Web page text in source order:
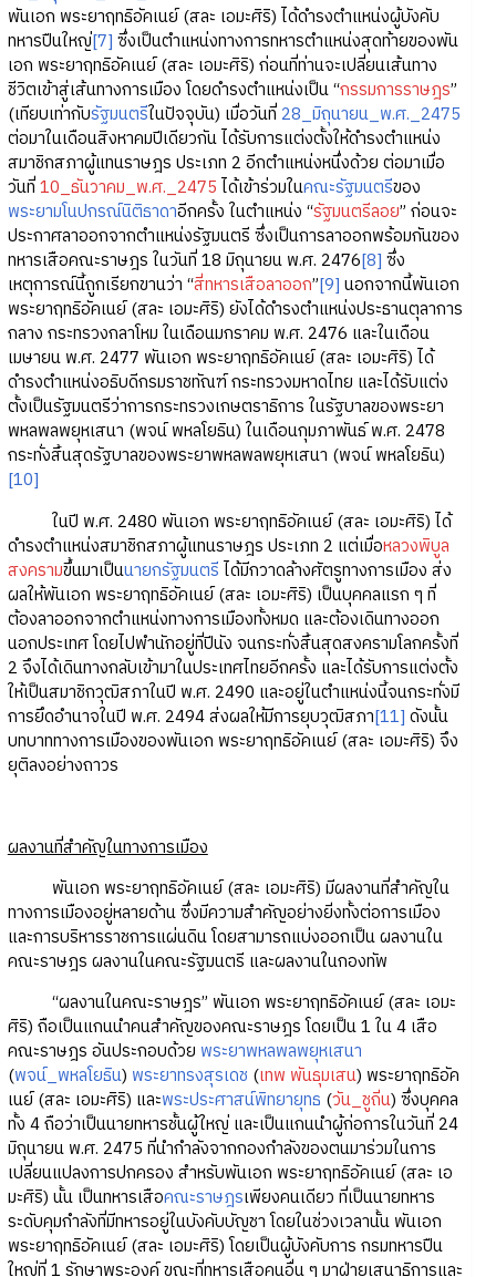
พันเอก พระยาฤทธิอัคเนย์ (สละ เอมะศิริ) ได้ดำรงตำแหน่งผู้บังคับ
ทหารปืนใหญ่[7] ซึ่งเป็นตำแหน่งทางการทหารตำแหน่งสุดท้ายของพัน
เอก พระยาฤทธิอัคเนย์ (สละ เอมะศิริ) ก่อนที่ท่านจะเปลี่ยนเส้นทาง
ชีวิตเข้าสู่เส้นทางการเมือง โดยดำรงตำแหน่งเป็น “กรรมการราษฎร”
(เทียบเท่ากับรัฐมนตรีในปัจจุบัน) เมื่อวันที่ 28_มิถุนายน_พ.ศ._2475
ต่อมาในเดือนสิงหาคมปีเดียวกัน ได้รับการแต่งตั้งให้ดำรงตำแหน่ง
สมาชิกสภาผู้แทนราษฎร ประเภท 2 อีกตำแหน่งหนึ่งด้วย ต่อมาเมื่อ
วันที่10_ธันวาคม_พ.ศ._2475 ได้เข้าร่วมในคณะรัฐมนตรีของ
พระยามโนปกรณ์นิติธาดาอีกครั้ง ในตำแหน่ง “รัฐมนตรีลอย” ก่อนจะ
ประกาศลาออกจากตำแหน่งรัฐมนตรี ซึ่งเป็นการลาออกพร้อมกันของ
ทหารเสือคณะราษฎร ในวันที่ 18 มิถุนายน พ.ศ. 2476[8] ซึ่ง
เหตุการณ์นี้ถูกเรียกขานว่า “สี่ทหารเสือลาออก”[9] นอกจากนี้พันเอก
พระยาฤทธิอัคเนย์ (สละ เอมะศิริ) ยังได้ดำรงตำแหน่งประธานตุลาการ
กลาง กระทรวงกลาโหม ในเดือนมกราคม พ.ศ. 2476 และในเดือน
เมษายน พ.ศ. 2477 พันเอก พระยาฤทธิอัคเนย์ (สละ เอมะศิริ) ได้
ดำรงตำแหน่งอธิบดีกรมราชทัณฑ์ กระทรวงมหาดไทย และได้รับแต่ง
ตั้งเป็นรัฐมนตรีว่าการกระทรวงเกษตราธิการ ในรัฐบาลของพระยา
พหลพลพยุหเสนา (พจน์ พหลโยธิน) ในเดือนกุมภาพันธ์ พ.ศ. 2478
กระทั่งสิ้นสุดรัฐบาลของพระยาพหลพลพยุหเสนา (พจน์ พหลโยธิน)
[10]
ในปี พ.ศ. 2480 พันเอก พระยาฤทธิอัคเนย์ (สละ เอมะศิริ) ได้
ดำรงตำแหน่งสมาชิกสภาผู้แทนราษฎร ประเภท 2 แต่เมื่อหลวงพิบูล
สงครามขึ้นมาเป็นนายกรัฐมนตรี ได้มีกวาดล้างศัตรูทางการเมือง ส่ง
ผลให้พันเอก พระยาฤทธิอัคเนย์ (สละ เอมะศิริ) เป็นบุคคลแรก ๆ ที่
ต้องลาออกจากตำแหน่งทางการเมืองทั้งหมด และต้องเดินทางออก
นอกประเทศ โดยไปพำนักอยู่ที่ปีนัง จนกระทั่งสิ้นสุดสงครามโลกครั้งที่
2 จึงได้เดินทางกลับเข้ามาในประเทศไทยอีกครั้ง และได้รับการแต่งตั้ง
ให้เป็นสมาชิกวุฒิสภาในปี พ.ศ. 2490 และอยู่ในตำแหน่งนี้จนกระทั่งมี
การยึดอำนาจในปี พ.ศ. 2494 ส่งผลให้มีการยุบวุฒิสภา[11] ดังนั้น
บทบาททางการเมืองของพันเอก พระยาฤทธิอัคเนย์ (สละ เอมะศิริ) จึง
ยุติลงอย่างถาวร
ผลงานที่สำคัญในทางการเมือง
พันเอก พระยาฤทธิอัคเนย์ (สละ เอมะศิริ) มีผลงานที่สำคัญใน
ทางการเมืองอยู่หลายด้าน ซึ่งมีความสำคัญอย่างยิ่งทั้งต่อการเมือง
และการบริหารราชการแผ่นดิน โดยสามารถแบ่งออกเป็น ผลงานใน
คณะราษฎร ผลงานในคณะรัฐมนตรี และผลงานในกองทัพ
“ผลงานในคณะราษฎร” พันเอก พระยาฤทธิอัคเนย์ (สละ เอมะ
ศิริ) ถือเป็นแกนนำคนสำคัญของคณะราษฎร โดยเป็น 1 ใน 4 เสือ
คณะราษฎร อันประกอบด้วย พระยาพหลพลพยุหเสนา
(พจน์_พหลโยธิน) พระยาทรงสุรเดช (เทพ พันธุมเสน) พระยาฤทธิอัค
เนย์ (สละ เอมะศิริ) และพระประศาสน์พิทยายุทธ (วัน_ชูถิ่น) ซึ่งบุคคล
ทั้ง 4 ถือว่าเป็นนายทหารชั้นผู้ใหญ่ และเป็นแกนนำผู้ก่อการในวันที่ 24
มิถุนายน พ.ศ. 2475 ที่นำกำลังจากกองกำลังของตนมาร่วมในการ
เปลี่ยนแปลงการปกครอง สำหรับพันเอก พระยาฤทธิอัคเนย์ (สละ เอ
มะศิริ) นั้น เป็นทหารเสือคณะราษฎรเพียงคนเดียว ที่เป็นนายทหาร
ระดับคุมกำลังที่มีทหารอยู่ในบังคับบัญชา โดยในช่วงเวลานั้น พันเอก
พระยาฤทธิอัคเนย์ (สละ เอมะศิริ) โดยเป็นผู้บังคับการ กรมทหารปืน
ใหญ่ที่ 1 รักษาพระองค์ ขณะที่ทหารเสือคนอื่น ๆ มาฝ่ายเสนาธิการและ